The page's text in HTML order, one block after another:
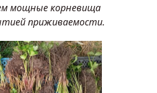
мощные корневища
приживаемости.